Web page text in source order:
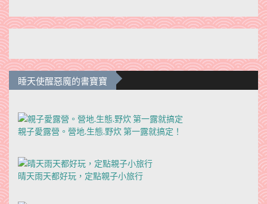
睡天使醒惡魔的書寶寶
親子愛露營。營地.生態.野炊 第一露就搞定！
晴天雨天都好玩，定點親子小旅行